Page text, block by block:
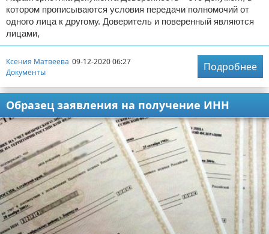
котором прописываются условия передачи полномочий от
одного лица к другому. Доверитель и поверенный являются
лицами,
Ксения Матвеева 09-12-2020 06:27
Документы
Подробнее
Образец заявления на получение ИНН